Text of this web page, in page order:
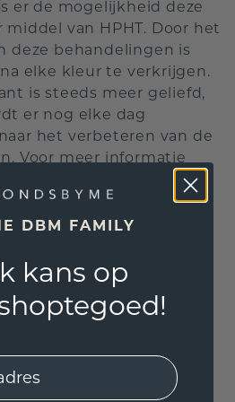
er de mogelijkheid deze
van HPHT. Door het
deze behandelingen is
elke kleur te verkrijgen.
is steeds meer geliefd,
er nog elke dag
het verbeteren van de
Voor meer informatie
diamant klik
hier
zijn de
nauwelijks te
gekleurde
kleuren zijn er van
Klik
natuurlijk gekleurde
van diamant een
klinkt leuk, maar niet
DBM FAMILY
kans op